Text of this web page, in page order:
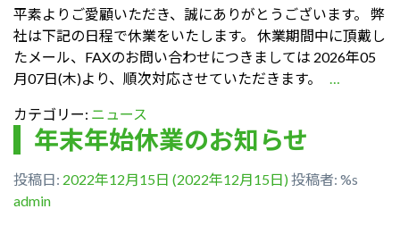
平素よりご愛顧いただき、誠にありがとうございます。 弊
社は下記の日程で休業をいたします。 休業期間中に頂戴し
たメール、FAXのお問い合わせにつきましては 2026年05
月07日(木)より、順次対応させていただきます。 …
カテゴリー: ニュース
年末年始休業のお知らせ
投稿日: 2022年12月15日 (2022年12月15日) 投稿者: %s
admin